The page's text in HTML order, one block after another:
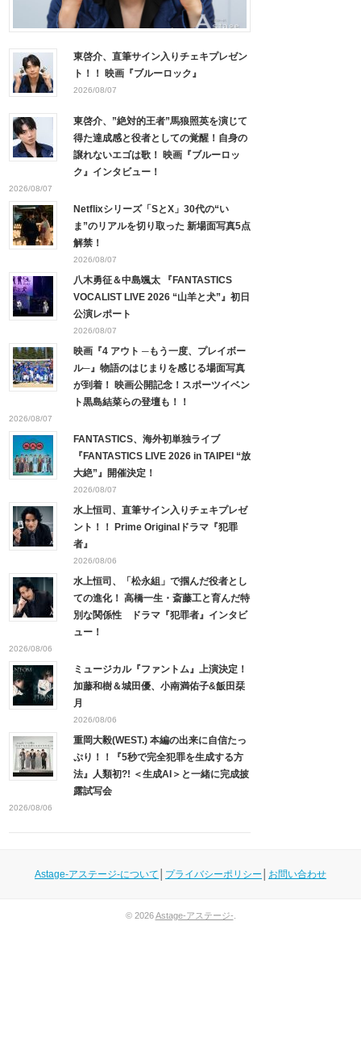
東啓介、直筆サイン入りチェキプレゼン
ト！！ 映画『ブルーロック』
2026/08/07
東啓介、”絶対的王者”馬狼照英を演じて
得た達成感と役者としての覚醒！自身の
譲れないエゴは歌！ 映画『ブルーロッ
ク』インタビュー！
2026/08/07
Netflixシリーズ「SとX」30代の“い
ま”のリアルを切り取った 新場面写真5点
解禁！
2026/08/07
八木勇征＆中島颯太 『FANTASTICS
VOCALIST LIVE 2026 “山羊と犬”』初日
公演レポート
2026/08/07
映画『4 アウト ─もう一度、プレイボー
ル─』物語のはじまりを感じる場面写真
が到着！ 映画公開記念！スポーツイベン
ト黒島結菜らの登壇も！！
2026/08/07
FANTASTICS、海外初単独ライブ
『FANTASTICS LIVE 2026 in TAIPEI “放
大絶”』開催決定！
2026/08/07
水上恒司、直筆サイン入りチェキプレゼ
ント！！ Prime Originalドラマ『犯罪
者』
2026/08/06
水上恒司、「松永組」で掴んだ役者とし
ての進化！ 高橋一生・斎藤工と育んだ特
別な関係性 ドラマ『犯罪者』インタビ
ュー！
2026/08/06
ミュージカル『ファントム』上演決定！
加藤和樹＆城田優、小南満佑子&飯田栞
月
2026/08/06
重岡大毅(WEST.) 本編の出来に自信たっ
ぷり！！『5秒で完全犯罪を生成する方
法』人類初?! ＜生成AI＞と一緒に完成披
露試写会
2026/08/06
Astage-アステージ-について プライバシーポリシー お問い合わせ
© 2026Astage-アステージ-